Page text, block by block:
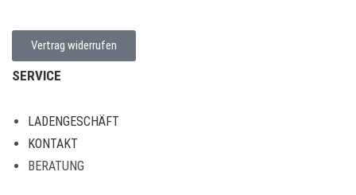
Vertrag widerrufen
SERVICE
LADENGESCHÄFT
KONTAKT
BERATUNG